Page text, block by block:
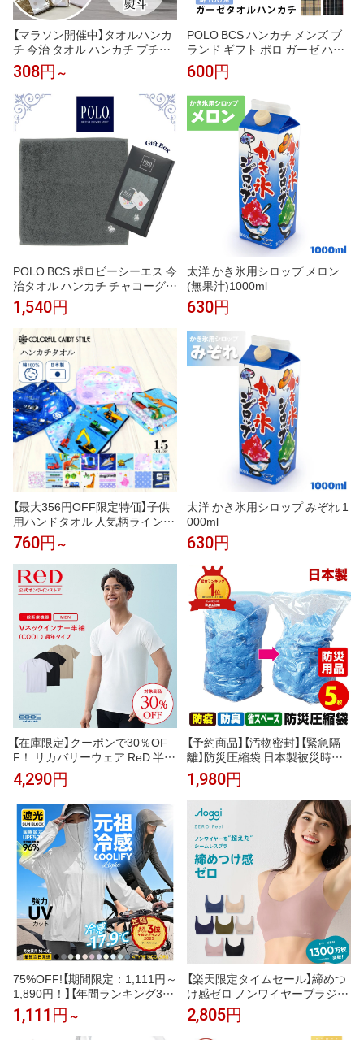
【マラソン開催中】タオルハンカ
チ 今治 タオル ハンカチ プチギ
フト ブランド 今治タオル ラッ
ピング 子供 アースカラー 無地 2
0cm×20cm 入園 入学 プレゼン
ト 景品 吸水性 こども会 退職 お
礼 卒園 卒業 [M便 1/11]
308円 ～
POLO BCS ハンカチ メンズ ブ
ランド ギフト ポロ ガーゼ ハン
ドタオル タオルハンカチ 25cm
パイル 生地 オシャレ ビジネス
チェック 柄 大判 贈り物 プレゼ
ント フォーマル 男性 紳士 高級
刺繍 挨
600円
POLO BCS ポロビーシーエス 今
治タオル ハンカチ チャコーグレ
ー タオルハンカチ ギフトボック
ス入り 日本製 メンズ ブランド
ギフト プレゼント 男性 人気 ギ
フトラッピング対応 巾着袋 包装
紙 誕生日 お礼 お返し お祝い
1,540円
太洋 かき氷用シロップ メロン
(無果汁)1000ml
630円
【最大356円OFF限定特価】子供
用ハンドタオル 人気柄ラインア
ップ ミニハンカチ キッズ 幼児
子 小学生 幼稚園 保育園 男の子
女の子 入学祝い 入園グッズ 入
園準備 小学校
760円 ～
太洋 かき氷用シロップ みぞれ 1
000ml
630円
【在庫限定】クーポンで30％OF
F！ リカバリーウェア ReD 半袖
Vネック インナー(COOL) 通年
タイプ メンズ 男性 夏 夏用 血行
促進 疲労回復 誕生日 下着 薄手
プレゼント ギフト 一般医療機器
大きいサイズ レッド公式
4,290円
【予約商品】【汚物密封】【緊急隔
離】防災圧縮袋 日本製被災時、
緊急時の汚物・廃棄物・生ゴミ
を圧縮！廃棄までの10日間に耐
える！防災圧縮袋 5枚入【安心の
日本製】
1,980円
75%OFF!【期間限定：1,111円～
1,890円！】【年間ランキング3
位】 UVパーカー UV UPF50+ UV
カット ラッシュガード レディー
ス 自転車 長袖 薄手 日焼け止め
1,111円 ～
【楽天限定タイムセール】締めつ
け感ゼロ ノンワイヤーブラジャ
ー スロギー ゼロ フィール ベー
シック 2 ブラトップ ハーフトッ
プ sloggi Zero Feel Top JX トリ
2,805円